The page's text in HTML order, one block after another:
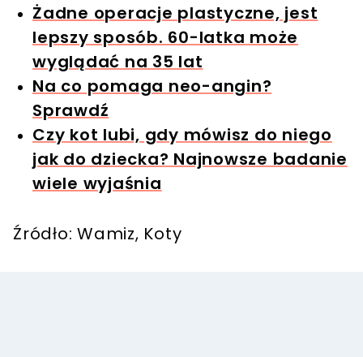
Żadne operacje plastyczne, jest
lepszy sposób. 60-latka może
wyglądać na 35 lat
Na co pomaga neo-angin?
Sprawdź
Czy kot lubi, gdy mówisz do niego
jak do dziecka? Najnowsze badanie
wiele wyjaśnia
Źródło: Wamiz, Koty